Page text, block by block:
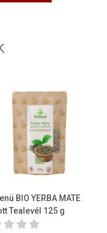
BIO YERBA MATE
Tealevél 125 g